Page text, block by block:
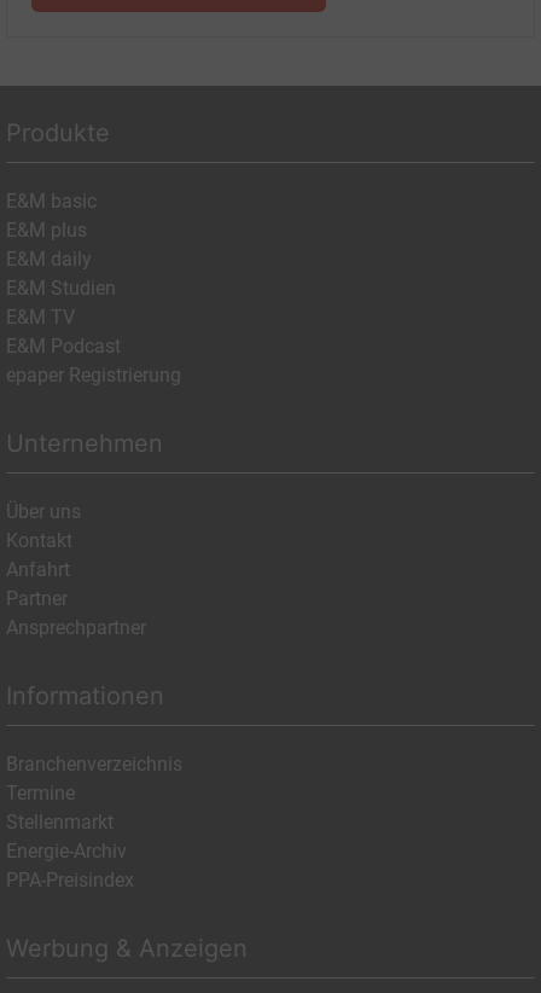
Produkte
E&M basic
E&M plus
E&M daily
E&M Studien
E&M TV
E&M Podcast
epaper Registrierung
Unternehmen
Über uns
Kontakt
Anfahrt
Partner
Ansprechpartner
Informationen
Branchenverzeichnis
Termine
Stellenmarkt
Energie-Archiv
PPA-Preisindex
Werbung & Anzeigen